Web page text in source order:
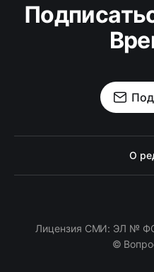
О
Лицензия СМИ: ЭЛ №
©